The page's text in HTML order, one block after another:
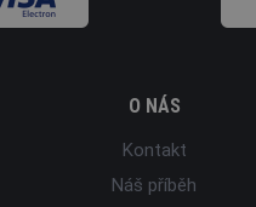
O NÁS
Kontakt
Náš příběh